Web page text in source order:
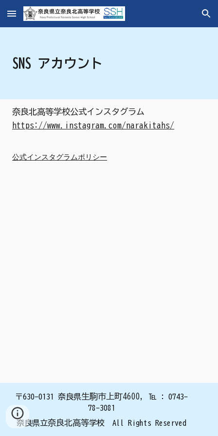
Skip to main content Skip to navigation
SNS アカウント
奈良北高等学校公式インスタグラム
https://www.instagram.com/narakitahs/
公式インスタグラムポリシー
〒630-0131 奈良県生駒市上町4600,℡ : 0743-
78-3081
奈良県立奈良北高等学校 All Rights Reserved